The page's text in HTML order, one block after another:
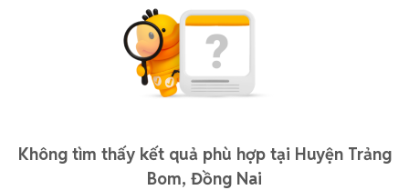
Không tìm thấy kết quả phù hợp tại Huyện Trảng
Bom, Đồng Nai